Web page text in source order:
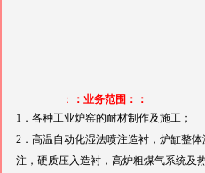
：
：业务范围：：
1．各种工业炉窑的耐材制作及施工；
2．高温自动化湿法喷注造衬，炉缸整体
注，硬质压入造衬，高炉粗煤气系统及